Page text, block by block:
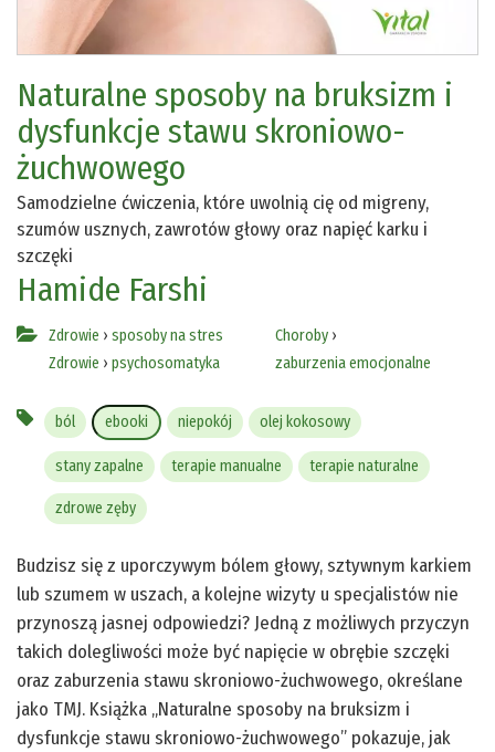
Naturalne sposoby na bruksizm i
dysfunkcje stawu skroniowo-
żuchwowego
Samodzielne ćwiczenia, które uwolnią cię od migreny,
szumów usznych, zawrotów głowy oraz napięć karku i
szczęki
Hamide Farshi
Zdrowie › sposoby na stres
Zdrowie › psychosomatyka
Choroby›
zaburzenia emocjonalne
ból ebooki niepokój olej kokosowy
stany zapalne terapie manualne terapie naturalne
zdrowe zęby
Budzisz się z uporczywym bólem głowy, sztywnym karkiem
lub szumem w uszach, a kolejne wizyty u specjalistów nie
przynoszą jasnej odpowiedzi? Jedną z możliwych przyczyn
takich dolegliwości może być napięcie w obrębie szczęki
oraz zaburzenia stawu skroniowo-żuchwowego, określane
jako TMJ. Książka „Naturalne sposoby na bruksizm i
dysfunkcje stawu skroniowo-żuchwowego” pokazuje, jak